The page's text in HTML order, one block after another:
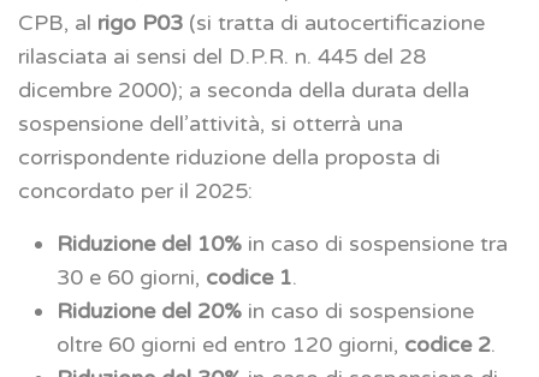
CPB, al rigo P03 (si tratta di autocertificazione
rilasciata ai sensi del D.P.R. n. 445 del 28
dicembre 2000); a seconda della durata della
sospensione dell’attività, si otterrà una
corrispondente riduzione della proposta di
concordato per il 2025:
Riduzione del 10% in caso di sospensione tra
30 e 60 giorni, codice 1.
Riduzione del 20% in caso di sospensione
oltre 60 giorni ed entro 120 giorni, codice 2.